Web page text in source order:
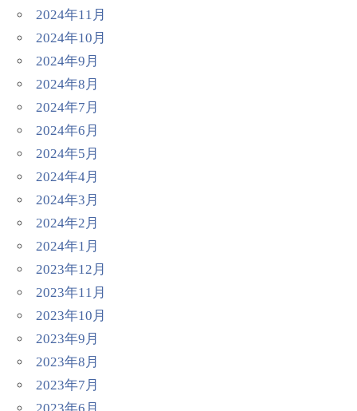
2024年11月
2024年10月
2024年9月
2024年8月
2024年7月
2024年6月
2024年5月
2024年4月
2024年3月
2024年2月
2024年1月
2023年12月
2023年11月
2023年10月
2023年9月
2023年8月
2023年7月